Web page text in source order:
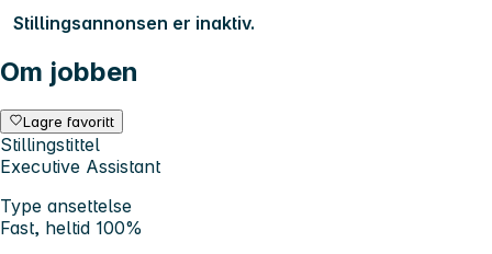
Stillingsannonsen er inaktiv.
Om jobben
Lagre favoritt
Stillingstittel
Executive Assistant
Type ansettelse
Fast, heltid 100%